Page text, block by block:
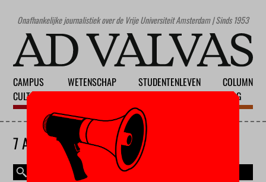
Onafhankelijke journalistiek over de Vrije Universiteit Amsterdam | Sinds 1953
CAMPUS
CULTUUR
WETENSCHAP
STUDENTENLEVEN
COLUMN
BLOG
7 AUGUSTUS 2026